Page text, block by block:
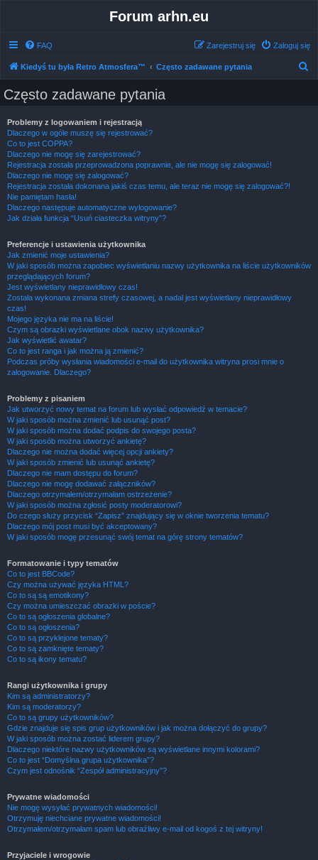
Forum arhn.eu
FAQ Zaloguj się
Zarejestruj się
Kiedyś tu była Retro Atmosfera™ Często zadawane pytania
Często zadawane pytania
Problemy z logowaniem i rejestracją
Dlaczego w ogóle muszę się rejestrować?
Co to jest COPPA?
Dlaczego nie mogę się zarejestrować?
Rejestracja została przeprowadzona poprawnie, ale nie mogę się zalogować!
Dlaczego nie mogę się zalogować?
Rejestracja została dokonana jakiś czas temu, ale teraz nie mogę się zalogować?!
Nie pamiętam hasła!
Dlaczego następuje automatyczne wylogowanie?
Jak działa funkcja “Usuń ciasteczka witryny”?
Preferencje i ustawienia użytkownika
Jak zmienić moje ustawienia?
W jaki sposób można zapobiec wyświetlaniu nazwy użytkownika na liście użytkowników
przeglądających forum?
Jest wyświetlany nieprawidłowy czas!
Została wykonana zmiana strefy czasowej, a nadal jest wyświetlany nieprawidłowy
czas!
Mojego języka nie ma na liście!
Czym są obrazki wyświetlane obok nazwy użytkownika?
Jak wyświetlić awatar?
Co to jest ranga i jak można ją zmienić?
Podczas próby wysłania wiadomości e-mail do użytkownika witryna prosi mnie o
zalogowanie. Dlaczego?
Problemy z pisaniem
Jak utworzyć nowy temat na forum lub wysłać odpowiedź w temacie?
W jaki sposób można zmienić lub usunąć post?
W jaki sposób można dodać podpis do swojego posta?
W jaki sposób można utworzyć ankietę?
Dlaczego nie można dodać więcej opcji ankiety?
W jaki sposób zmienić lub usunąć ankietę?
Dlaczego nie mam dostępu do forum?
Dlaczego nie mogę dodawać załączników?
Dlaczego otrzymałem/otrzymałam ostrzeżenie?
W jaki sposób można zgłosić posty moderatorowi?
Do czego służy przycisk “Zapisz” znajdujący się w oknie tworzenia tematu?
Dlaczego mój post musi być akceptowany?
W jaki sposób mogę przesunąć swój temat na górę strony tematów?
Formatowanie i typy tematów
Co to jest BBCode?
Czy można używać języka HTML?
Co to są są emotikony?
Czy można umieszczać obrazki w poście?
Co to są ogłoszenia globalne?
Co to są ogłoszenia?
Co to są przyklejone tematy?
Co to są zamknięte tematy?
Co to są ikony tematu?
Rangi użytkownika i grupy
Kim są administratorzy?
Kim są moderatorzy?
Co to są grupy użytkowników?
Gdzie znajduje się spis grup użytkowników i jak można dołączyć do grupy?
W jaki sposób można zostać liderem grupy?
Dlaczego niektóre nazwy użytkowników są wyświetlane innymi kolorami?
Co to jest “Domyślna grupa użytkownika”?
Czym jest odnośnik “Zespół administracyjny”?
Prywatne wiadomości
Nie mogę wysyłać prywatnych wiadomości!
Otrzymuję niechciane prywatne wiadomości!
Otrzymałem/otrzymałam spam lub obraźliwy e-mail od kogoś z tej witryny!
Przyjaciele i wrogowie